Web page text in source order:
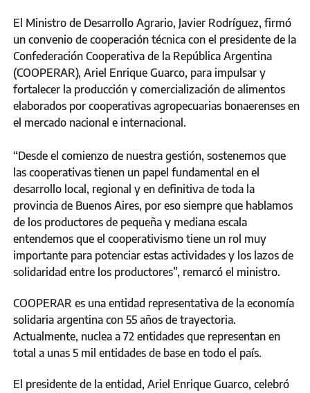
El Ministro de Desarrollo Agrario, Javier Rodríguez, firmó
un convenio de cooperación técnica con el presidente de la
Confederación Cooperativa de la República Argentina
(COOPERAR), Ariel Enrique Guarco, para impulsar y
fortalecer la producción y comercialización de alimentos
elaborados por cooperativas agropecuarias bonaerenses en
el mercado nacional e internacional.
“Desde el comienzo de nuestra gestión, sostenemos que
las cooperativas tienen un papel fundamental en el
desarrollo local, regional y en definitiva de toda la
provincia de Buenos Aires, por eso siempre que hablamos
de los productores de pequeña y mediana escala
entendemos que el cooperativismo tiene un rol muy
importante para potenciar estas actividades y los lazos de
solidaridad entre los productores”, remarcó el ministro.
COOPERAR es una entidad representativa de la economía
solidaria argentina con 55 años de trayectoria.
Actualmente, nuclea a 72 entidades que representan en
total a unas 5 mil entidades de base en todo el país.
El presidente de la entidad, Ariel Enrique Guarco, celebró